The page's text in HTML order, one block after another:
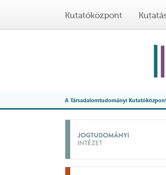
Kutatóközpont
A Társadalomtudományi